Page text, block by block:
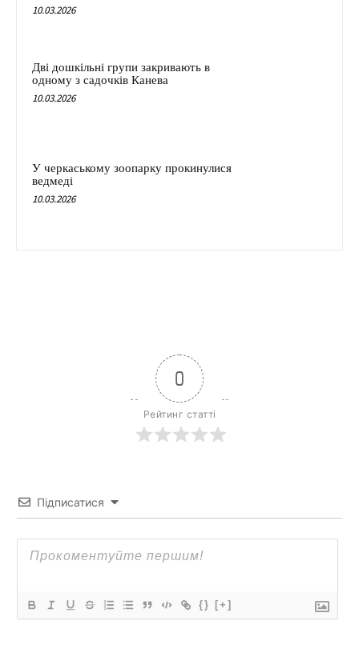
10.03.2026
Дві дошкільні групи закривають в
одному з садочків Канева
10.03.2026
У черкаському зоопарку прокинулися
ведмеді
10.03.2026
0
Рейтинг статті
Підписатися
{} [+]